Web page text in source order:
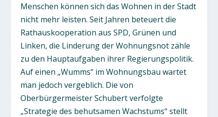
Menschen können sich das Wohnen in der Stadt
nicht mehr leisten. Seit Jahren beteuert die
Rathauskooperation aus SPD, Grünen und
Linken, die Linderung der Wohnungsnot zähle
zu den Hauptaufgaben ihrer Regierungspolitik.
Auf einen „Wumms“ im Wohnungsbau wartet
man jedoch vergeblich. Die von
Oberbürgermeister Schubert verfolgte
„Strategie des behutsamen Wachstums“ stellt